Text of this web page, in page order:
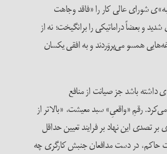
و بند یکم و دوم ماده‌ی ۴۱ قانون کار، خروجی جلسه‌ی «دوجانبه‌»ی شورای عالی کار را «فاقد وجاهت
و بعضاً دراماتیکی را برانگیخت؛ نه از
همسو می‌پروَردند و به افقی یکسان
داشته باشد جز صیانت از منافع
رقمِ‌ «واقعیِ» سبد معیشت، «بالاتر از
تصدی این نهاد بر فرایند تعیین حداقل
حاکم، در دست مدافعان جنبش کارگری چه